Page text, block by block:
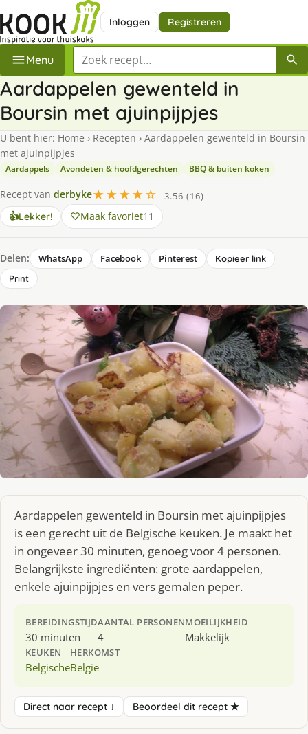
Inloggen Registreren
Menu Zoek een recept
Aardappelen gewenteld in
Boursin met ajuinpijpjes
U bent hier: Home › Recepten › Aardappelen gewenteld in Boursin
met ajuinpijpjes
Aardappels Avondeten & hoofdgerechten BBQ & buiten koken
Recept van derbyke★★★★☆
3.56 (16)
👍Lekker! Maak favoriet11
Delen: WhatsApp Facebook Pinterest
Kopieer link
Print
Aardappelen gewenteld in Boursin met ajuinpijpjes
is een gerecht uit de Belgische keuken. Je maakt het
in ongeveer 30 minuten, genoeg voor 4 personen.
Belangrijkste ingrediënten: grote aardappelen,
enkele ajuinpijpjes en vers gemalen peper.
BEREIDINGSTIJD
30 minuten
AANTAL PERSONEN
4
MOEILIJKHEID
Makkelijk
KEUKEN
Belgische
HERKOMST
Belgie
Direct naar recept ↓ Beoordeel dit recept ★